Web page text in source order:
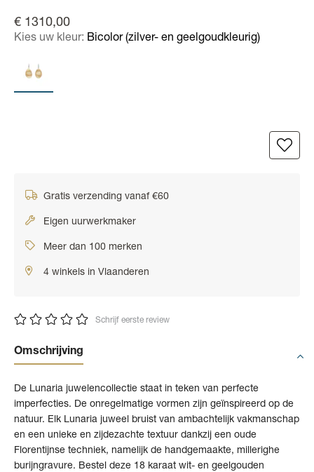
€ 1310,00
Kies uw kleur: Bicolor (zilver- en geelgoudkleurig)
Gratis verzending vanaf €60
Eigen uurwerkmaker
Meer dan 100 merken
4 winkels in Vlaanderen
Schrijf eerste review
Omschrijving
De Lunaria juwelencollectie staat in teken van perfecte
imperfecties. De onregelmatige vormen zijn geïnspireerd op de
natuur. Elk Lunaria juweel bruist van ambachtelijk vakmanschap
en een unieke en zijdezachte textuur dankzij een oude
Florentijnse techniek, namelijk de handgemaakte, millerighe
burijngravure. Bestel deze 18 karaat wit- en geelgouden